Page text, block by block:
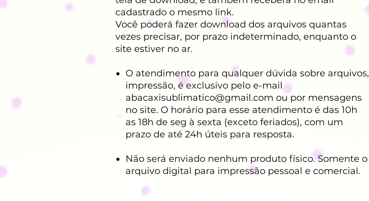
cadastrado o mesmo link.
Você poderá fazer download dos arquivos quantas
vezes precisar, por prazo indeterminado, enquanto o
site estiver no ar.
O atendimento para qualquer dúvida sobre arquivos,
impressão, é exclusivo pelo e-mail
abacaxisublimatico@gmail.com ou por mensagens
no site. O horário para esse atendimento é das 10h
as 18h de seg à sexta (exceto feriados), com um
prazo de até 24h úteis para resposta.
Não será enviado nenhum produto físico. Somente o
arquivo digital para impressão pessoal e comercial.